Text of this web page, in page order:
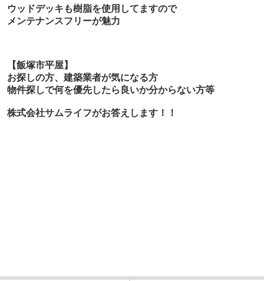
ウッドデッキも樹脂を使用してますので
メンテナンスフリーが魅力
【飯塚市平屋】
お探しの方、建築業者が気になる方
物件探しで何を優先したら良いか分からない方等
株式会社サムライフがお答えします！！